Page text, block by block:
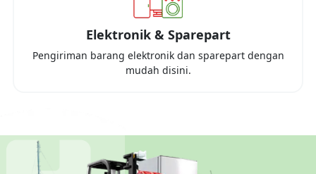
Elektronik & Sparepart
Pengiriman barang elektronik dan sparepart dengan
mudah disini.